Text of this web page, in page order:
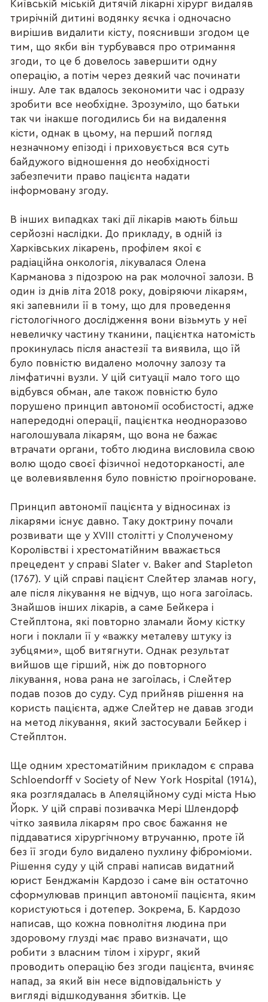
Київській міській дитячій лікарні хірург видаляв
трирічній дитині водянку яєчка і одночасно
вирішив видалити кісту, пояснивши згодом це
тим, що якби він турбувався про отримання
згоди, то це б довелось завершити одну
операцію, а потім через деякий час починати
іншу. Але так вдалось зекономити час і одразу
зробити все необхідне. Зрозуміло, що батьки
так чи інакше погодились би на видалення
кісти, однак в цьому, на перший погляд
незначному епізоді і приховується вся суть
байдужого відношення до необхідності
забезпечити право пацієнта надати
інформовану згоду.
В інших випадках такі дії лікарів мають більш
серйозні наслідки. До прикладу, в одній із
Харківських лікарень, профілем якої є
радіаційна онкологія, лікувалася Олена
Карманова з підозрою на рак молочної залози. В
один із днів літа 2018 року, довіряючи лікарям,
які запевнили її в тому, що для проведення
гістологічного дослідження вони візьмуть у неї
невеличку частину тканини, пацієнтка натомість
прокинулась після анастезії та виявила, що їй
було повністю видалено молочну залозу та
лімфатичні вузли. У цій ситуації мало того що
відбувся обман, але також повністю було
порушено принцип автономії особистості, адже
напередодні операції, пацієнтка неодноразово
наголошувала лікарям, що вона не бажає
втрачати органи, тобто людина висловила свою
волю щодо своєї фізичної недоторканості, але
це волевиявлення було повністю проігнороване.
Принцип автономії пацієнта у відносинах із
лікарями існує давно. Таку доктрину почали
розвивати ще у XVIII столітті у Сполученому
Королівстві і хрестоматійним вважається
прецедент у справі Slater v. Baker and Stapleton
(1767). У цій справі пацієнт Слейтер зламав ногу,
але після лікування не відчув, що нога загоїлась.
Знайшов інших лікарів, а саме Бейкера і
Стейплтона, які повторно зламали йому кістку
ноги і поклали її у «важку металеву штуку із
зубцями», щоб витягнути. Однак результат
вийшов ще гірший, ніж до повторного
лікування, нова рана не загоїлась, і Слейтер
подав позов до суду. Суд прийняв рішення на
користь пацієнта, адже Слейтер не давав згоди
на метод лікування, який застосували Бейкер і
Стейплтон.
Ще одним хрестоматійним прикладом є справа
Schloendorff v Society of New York Hospital (1914),
яка розглядалась в Апеляційному суді міста Нью
Йорк. У цій справі позивачка Мері Шлендорф
чітко заявила лікарям про своє бажання не
піддаватися хірургічному втручанню, проте їй
без її згоди було видалено пухлину фіброміоми.
Рішення суду у цій справі написав видатний
юрист Бенджамін Кардозо і саме він остаточно
сформулював принцип автономії пацієнта, яким
користуються і дотепер. Зокрема, Б. Кардозо
написав, що кожна повнолітня людина при
здоровому глузді має право визначати, що
робити з власним тілом і хірург, який
проводить операцію без згоди пацієнта, вчиняє
напад, за який він несе відповідальність у
вигляді відшкодування збитків. Це